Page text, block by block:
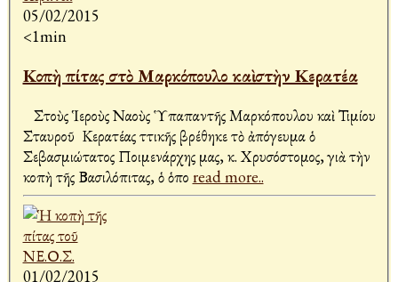
05/02/2015
<1min
Κοπὴ πίτας στὸ Μαρκόπουλο καὶ στὴν Κερατέα
Στοὺς Ἱεροὺς Ναοὺς Ὑπαπαντῆς Μαρκόπουλου καὶ Τιμίου
Σταυροῦ Κερατέας Ἀττικῆς βρέθηκε τὸ ἀπόγευμα ὁ
Σεβασμιώτατος Ποιμενάρχης μας, κ. Χρυσόστομος, γιὰ τὴν
κοπὴ τῆς Βασιλόπιτας, ὁ ὁπο read more..
01/02/2015